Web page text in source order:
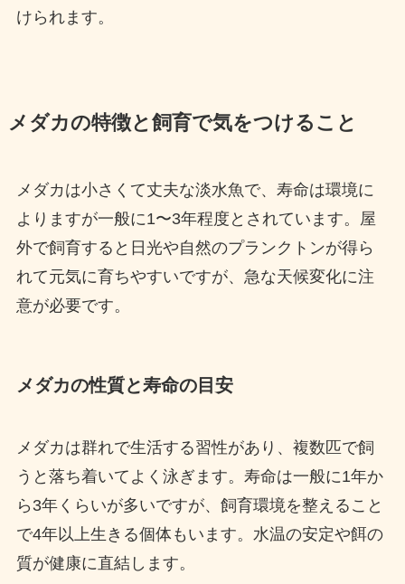
けられます。
メダカの特徴と飼育で気をつけること
メダカは小さくて丈夫な淡水魚で、寿命は環境に
よりますが一般に1〜3年程度とされています。屋
外で飼育すると日光や自然のプランクトンが得ら
れて元気に育ちやすいですが、急な天候変化に注
意が必要です。
メダカの性質と寿命の目安
メダカは群れで生活する習性があり、複数匹で飼
うと落ち着いてよく泳ぎます。寿命は一般に1年か
ら3年くらいが多いですが、飼育環境を整えること
で4年以上生きる個体もいます。水温の安定や餌の
質が健康に直結します。